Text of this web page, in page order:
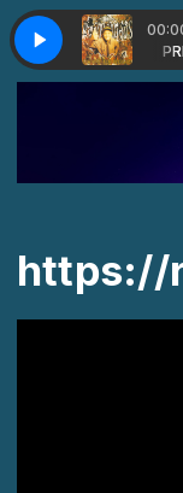
o oco FRANÇA
https://